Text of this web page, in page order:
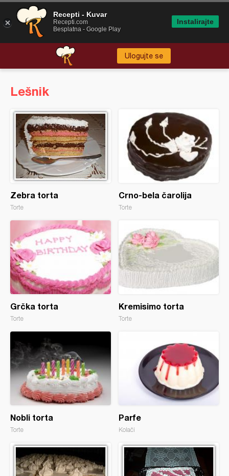
Ulogujte se
Lešnik
Zebra torta
Torte
Crno-bela čarolija
Torte
Grčka torta
Torte
Kremisimo torta
Torte
Nobli torta
Torte
Parfe
Kolači
Recepti - Kuvar
Recepti.com
Besplatna - Google Play
Instalirajte